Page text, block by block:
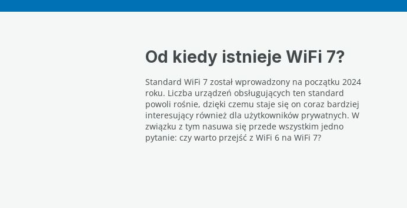
Od kiedy istnieje WiFi 7?
Standard WiFi 7 został wprowadzony na początku 2024
roku. Liczba urządzeń obsługujących ten standard
powoli rośnie, dzięki czemu staje się on coraz bardziej
interesujący również dla użytkowników prywatnych. W
związku z tym nasuwa się przede wszystkim jedno
pytanie: czy warto przejść z WiFi 6 na WiFi 7?